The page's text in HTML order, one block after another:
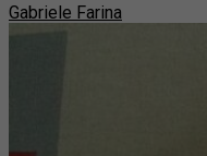
Gabriele Farina